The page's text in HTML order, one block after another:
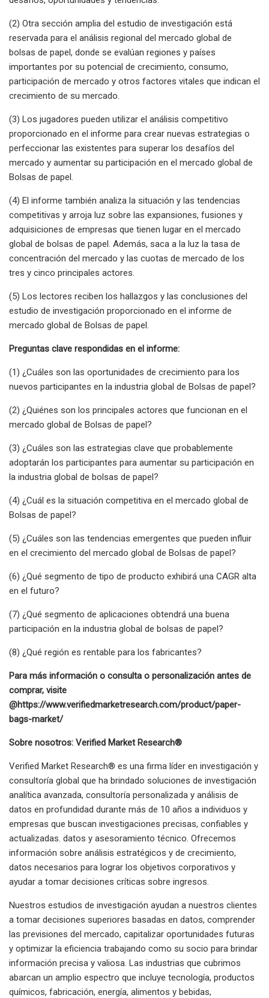
(2) Otra sección amplia del estudio de investigación está
reservada para el análisis regional del mercado global de
bolsas de papel, donde se evalúan regiones y países
importantes por su potencial de crecimiento, consumo,
participación de mercado y otros factores vitales que indican el
crecimiento de su mercado.
(3) Los jugadores pueden utilizar el análisis competitivo
proporcionado en el informe para crear nuevas estrategias o
perfeccionar las existentes para superar los desafíos del
mercado y aumentar su participación en el mercado global de
Bolsas de papel.
(4) El informe también analiza la situación y las tendencias
competitivas y arroja luz sobre las expansiones, fusiones y
adquisiciones de empresas que tienen lugar en el mercado
global de bolsas de papel. Además, saca a la luz la tasa de
concentración del mercado y las cuotas de mercado de los
tres y cinco principales actores.
(5) Los lectores reciben los hallazgos y las conclusiones del
estudio de investigación proporcionado en el informe de
mercado global de Bolsas de papel.
Preguntas clave respondidas en el informe:
(1) ¿Cuáles son las oportunidades de crecimiento para los
nuevos participantes en la industria global de Bolsas de papel?
(2) ¿Quiénes son los principales actores que funcionan en el
mercado global de Bolsas de papel?
(3) ¿Cuáles son las estrategias clave que probablemente
adoptarán los participantes para aumentar su participación en
la industria global de bolsas de papel?
(4) ¿Cuál es la situación competitiva en el mercado global de
Bolsas de papel?
(5) ¿Cuáles son las tendencias emergentes que pueden influir
en el crecimiento del mercado global de Bolsas de papel?
(6) ¿Qué segmento de tipo de producto exhibirá una CAGR alta
en el futuro?
(7) ¿Qué segmento de aplicaciones obtendrá una buena
participación en la industria global de bolsas de papel?
(8) ¿Qué región es rentable para los fabricantes?
Para más información o consulta o personalización antes de
comprar, visite
@https://www.verifiedmarketresearch.com/product/paper-
bags-market/
Sobre nosotros: Verified Market Research®
Verified Market Research® es una firma líder en investigación y
consultoría global que ha brindado soluciones de investigación
analítica avanzada, consultoría personalizada y análisis de
datos en profundidad durante más de 10 años a individuos y
empresas que buscan investigaciones precisas, confiables y
actualizadas. datos y asesoramiento técnico. Ofrecemos
información sobre análisis estratégicos y de crecimiento,
datos necesarios para lograr los objetivos corporativos y
ayudar a tomar decisiones críticas sobre ingresos.
Nuestros estudios de investigación ayudan a nuestros clientes
a tomar decisiones superiores basadas en datos, comprender
las previsiones del mercado, capitalizar oportunidades futuras
y optimizar la eficiencia trabajando como su socio para brindar
información precisa y valiosa. Las industrias que cubrimos
abarcan un amplio espectro que incluye tecnología, productos
químicos, fabricación, energía, alimentos y bebidas,